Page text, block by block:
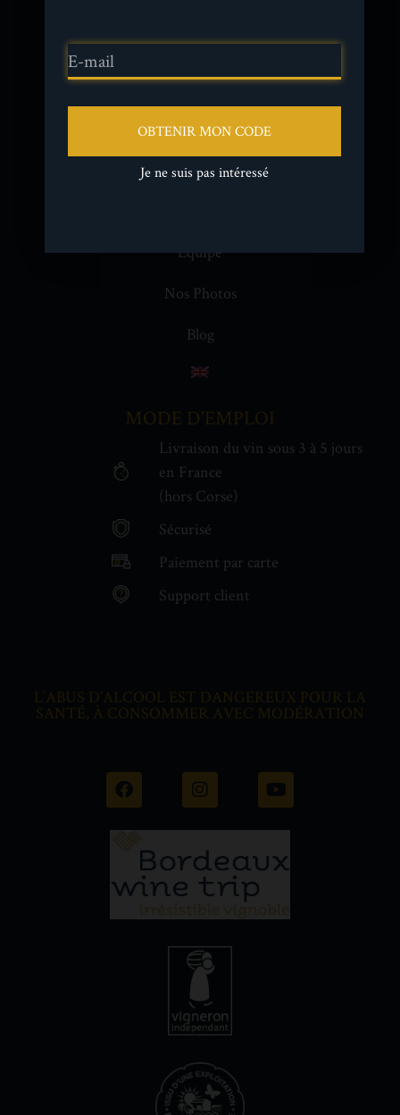
Nos Vins
Nos Gîtes
Nos Événements
Équipe
Nos Photos
Blog
MODE D'EMPLOI
Livraison du vin sous 3 à 5 jours
en France
(hors Corse)
€
Sécurisé
Paiement par carte
Support client
L’ABUS D’ALCOOL EST DANGEREUX POUR LA
SANTÉ, À CONSOMMER AVEC MODÉRATION
OBTENIR MON CODE
Je ne suis pas intéressé